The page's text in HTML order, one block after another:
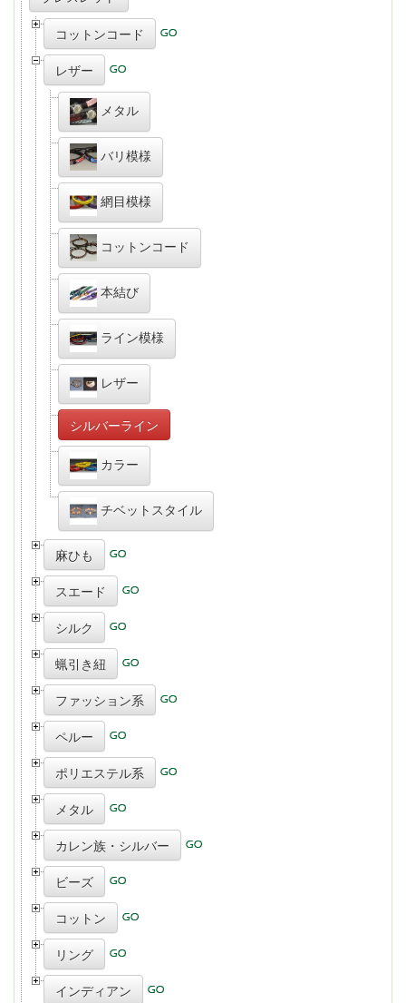
コットンコード
レザー
メタル
バリ模様
網目模様
コットンコード
本結び
ライン模様
レザー
シルバーライン
カラー
チベットスタイル
麻ひも
スエード
シルク
蝋引き紐
ファッション系
ペルー
ポリエステル系
メタル
カレン族・シルバー
ビーズ
コットン
リング
インディアン